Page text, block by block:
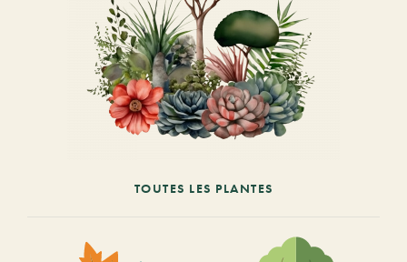
TOUTES LES PLANTES